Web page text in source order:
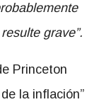
grave”.
Princeton
la inflación”